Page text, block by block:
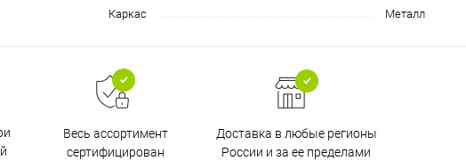
Каркас
Металл
Весь ассортимент
сертифицирован
Доставка в любые регионы
России и за ее пределами